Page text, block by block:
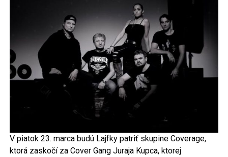
V piatok 23. marca budú Lajfky patriť skupine Coverage,
ktorá zaskočí za Cover Gang Juraja Kupca, ktorej